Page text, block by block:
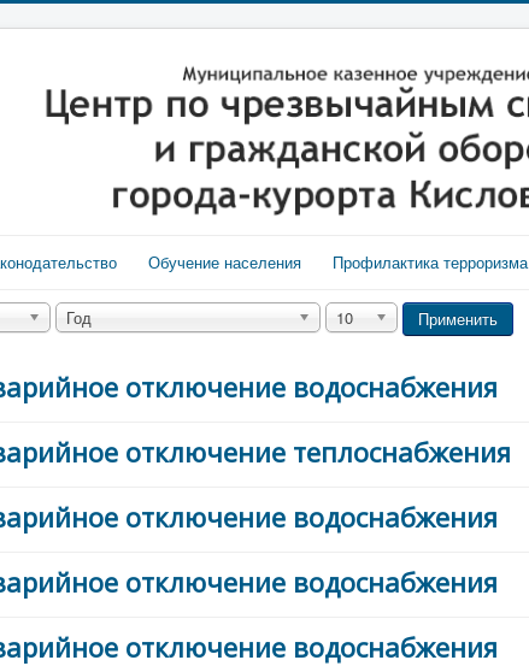
Обучение населения Профилактика терроризма
Год 10 Применить
отключение водоснабжения
отключение теплоснабжения
отключение водоснабжения
отключение водоснабжения
отключение водоснабжения